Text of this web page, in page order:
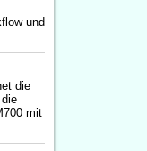
und
die
mit